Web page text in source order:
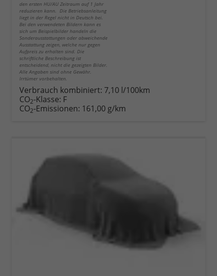
den ersten HU/AU Zeitraum auf 1 Jahr
reduzieren kann. Die Betriebsanleitung
liegt in der Regel nicht in Deutsch bei.
Bei den verwendeten Bildern kann es
sich um Beispielbilder handeln die
Sonderausstattungen oder abweichende
Ausstattung zeigen, welche nur gegen
Aufpreis zu erhalten sind. Die
schriftliche Beschreibung ist
entscheidend, nicht die gezeigten Bilder.
Alle Angaben sind ohne Gewähr.
Irrtümer vorbehalten.
Verbrauch kombiniert: 7,10 l/100km
CO2-Klasse: F
CO2-Emissionen: 161,00 g/km